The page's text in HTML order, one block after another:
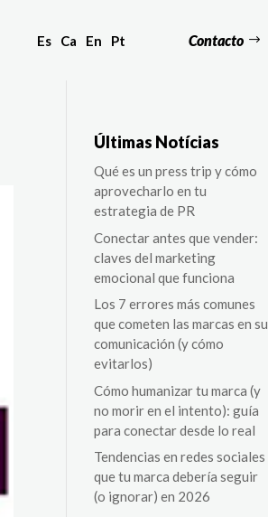
Es Ca En Pt Contacto
Últimas Notícias
Qué es un press trip y cómo
aprovecharlo en tu
estrategia de PR
Conectar antes que vender:
claves del marketing
emocional que funciona
Los 7 errores más comunes
que cometen las marcas en su
comunicación (y cómo
evitarlos)
Cómo humanizar tu marca (y
no morir en el intento): guía
para conectar desde lo real
Tendencias en redes sociales
que tu marca debería seguir
(o ignorar) en 2026